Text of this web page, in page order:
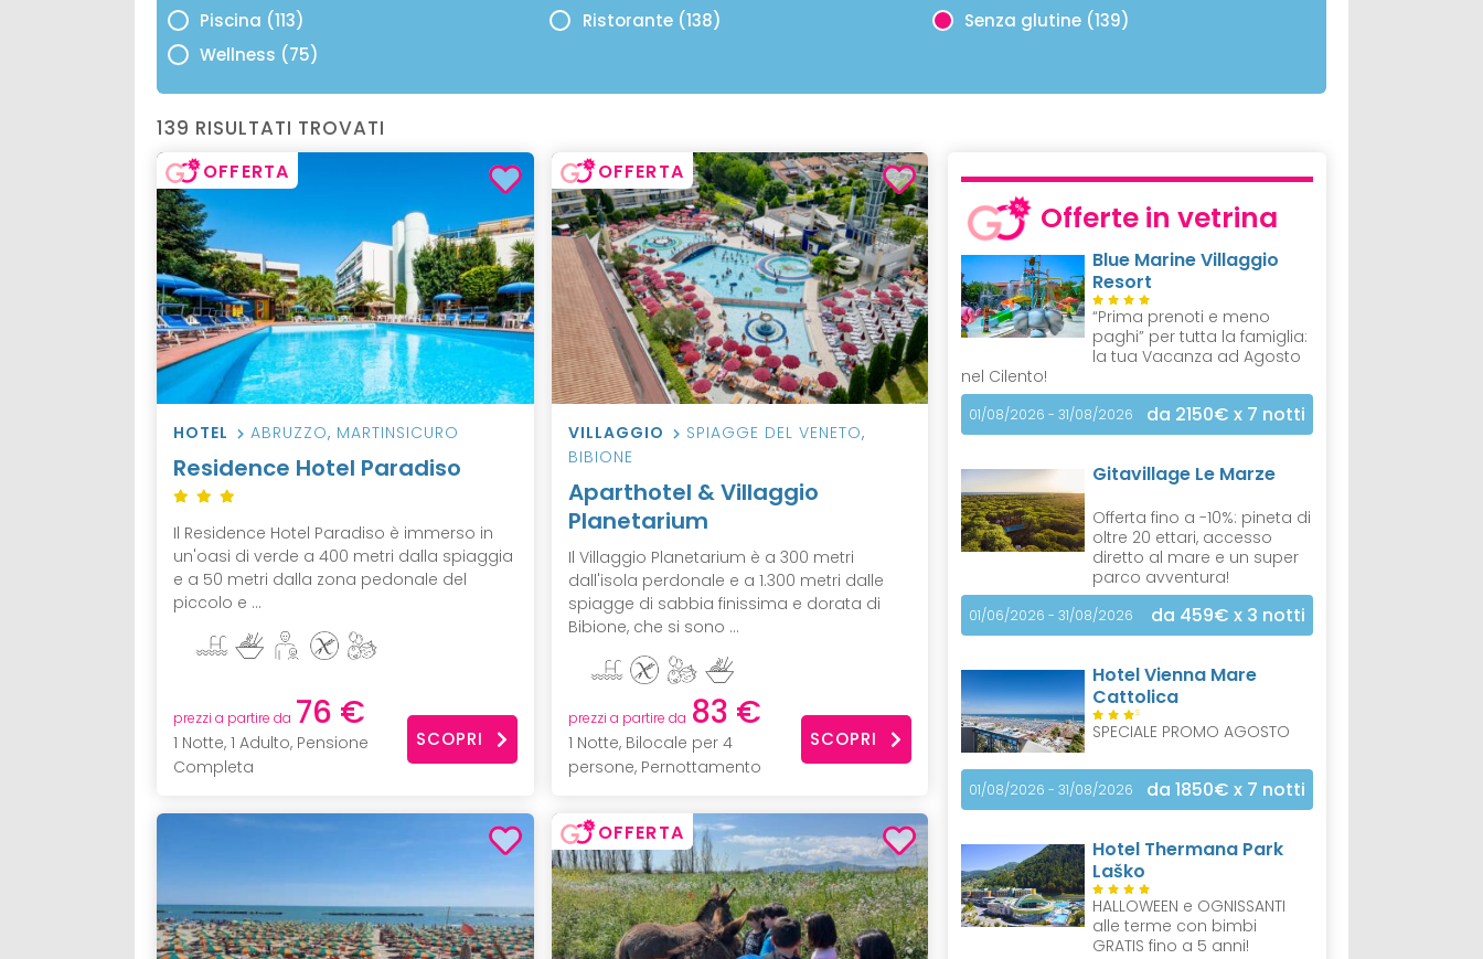
Piscina (113)
Ristorante (138)
Senza glutine (139)
Wellness (75)
139 RISULTATI TROVATI
OFFERTA
HOTEL ABRUZZO, MARTINSICURO
Residence Hotel Paradiso
Il Residence Hotel Paradiso è immerso in
un'oasi di verde a 400 metri dalla spiaggia
e a 50 metri dalla zona pedonale del
piccolo e ...
prezzi a partire da 76 €
1 Notte, 1 Adulto, Pensione
Completa
SCOPRI
OFFERTA
VILLAGGIO SPIAGGE DEL VENETO,
BIBIONE
Aparthotel & Villaggio
Planetarium
Il Villaggio Planetarium è a 300 metri
dall'isola perdonale e a 1.300 metri dalle
spiagge di sabbia finissima e dorata di
Bibione, che si sono ...
prezzi a partire da 83 €
1 Notte, Bilocale per 4
persone, Pernottamento
SCOPRI
OFFERTA
Offerte in vetrina
Blue Marine Villaggio
Resort
“Prima prenoti e meno
paghi” per tutta la famiglia:
la tua Vacanza ad Agosto
nel Cilento!
01/08/2026 - 31/08/2026 da 2150€ x 7 notti
Gitavillage Le Marze
Offerta fino a -10%: pineta di
oltre 20 ettari, accesso
diretto al mare e un super
parco avventura!
01/06/2026 - 31/08/2026 da 459€ x 3 notti
Hotel Vienna Mare
Cattolica
S
SPECIALE PROMO AGOSTO
01/08/2026 - 31/08/2026 da 1850€ x 7 notti
Hotel Thermana Park
Laško
HALLOWEEN e OGNISSANTI
alle terme con bimbi
GRATIS fino a 5 anni!